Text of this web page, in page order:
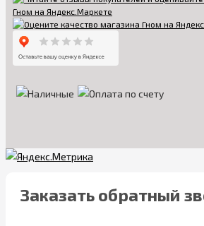
Заказать обратный